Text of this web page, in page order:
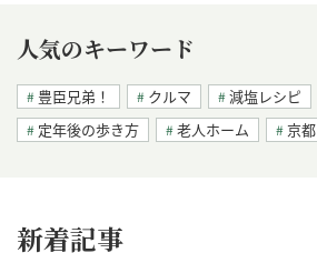
人気のキーワード
豊臣兄弟！ クルマ 減塩レシピ
定年後の歩き方
老人ホーム 京都
新着記事